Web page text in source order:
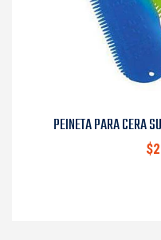
PEINETA PARA CERA